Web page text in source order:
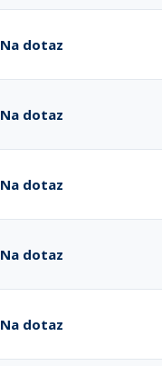
Na dotaz
Na dotaz
Na dotaz
Na dotaz
Na dotaz